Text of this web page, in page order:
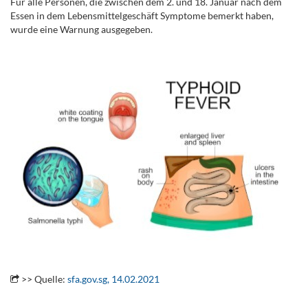
Essen in dem Lebensmittelgeschäft Symptome bemerkt haben,
wurde eine Warnung ausgegeben.
>> Quelle: sfa.gov.sg, 14.02.2021